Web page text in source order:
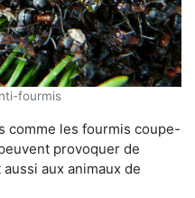
fourmis
comme les fourmis coupe-
provoquer de
aux animaux de